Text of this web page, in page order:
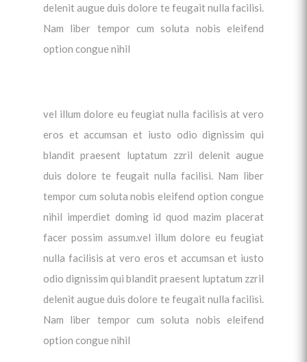
delenit augue duis dolore te feugait nulla facilisi.
Nam liber tempor cum soluta nobis eleifend
option congue nihil
vel illum dolore eu feugiat nulla facilisis at vero
eros et accumsan et iusto odio dignissim qui
blandit praesent luptatum zzril delenit augue
duis dolore te feugait nulla facilisi. Nam liber
tempor cum soluta nobis eleifend option congue
nihil imperdiet doming id quod mazim placerat
facer possim assum.vel illum dolore eu feugiat
nulla facilisis at vero eros et accumsan et iusto
odio dignissim qui blandit praesent luptatum zzril
delenit augue duis dolore te feugait nulla facilisi.
Nam liber tempor cum soluta nobis eleifend
option congue nihil